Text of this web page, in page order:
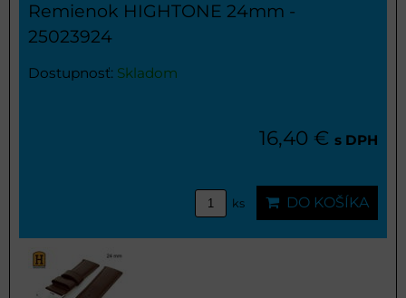
Remienok HIGHTONE 24mm -
25023924
Dostupnosť: Skladom
16,40 € s DPH
ks DO KOŠÍKA